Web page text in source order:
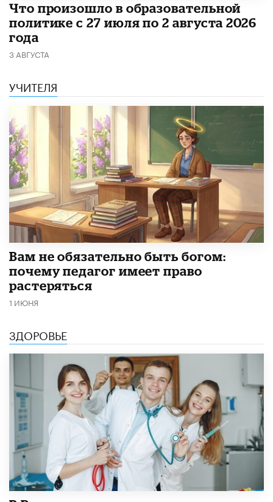
​Что произошло в образовательной
политике с 27 июля по 2 августа 2026
года
3 АВГУСТА
УЧИТЕЛЯ
​Вам не обязательно быть богом:
почему педагог имеет право
растеряться
1 ИЮНЯ
ЗДОРОВЬЕ